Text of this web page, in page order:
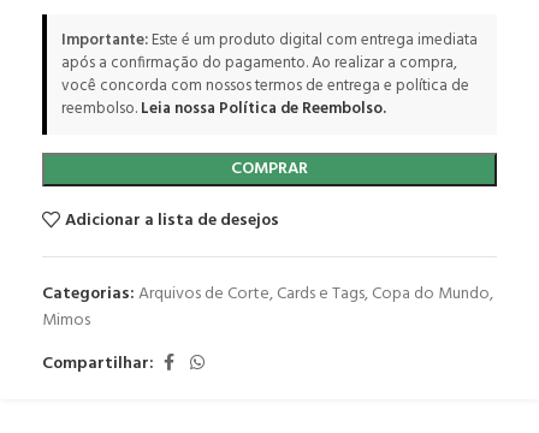
Importante:Este é um produto digital com entrega imediata
após a confirmação do pagamento. Ao realizar a compra,
você concorda com nossos termos de entrega e política de
reembolso.Leia nossa Política de Reembolso.
COMPRAR
Adicionar a lista de desejos
Categorias:Arquivos de Corte,Cards e Tags,Copa do Mundo,
Mimos
Compartilhar: